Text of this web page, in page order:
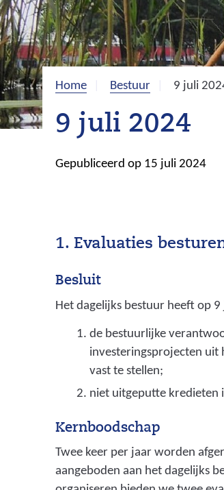
Home Bestuur 9 juli
9 juli 2024
Gepubliceerd op 15 juli 2024
1. Evaluaties
Besluit
Het dagelijks bestuur heeft op
de bestuurlijke
investeringsprojecten uit
vast te stellen;
niet uitgeputte kredieten
Kernboodschap
Twee keer per jaar worden
aangeboden aan het dagelijks